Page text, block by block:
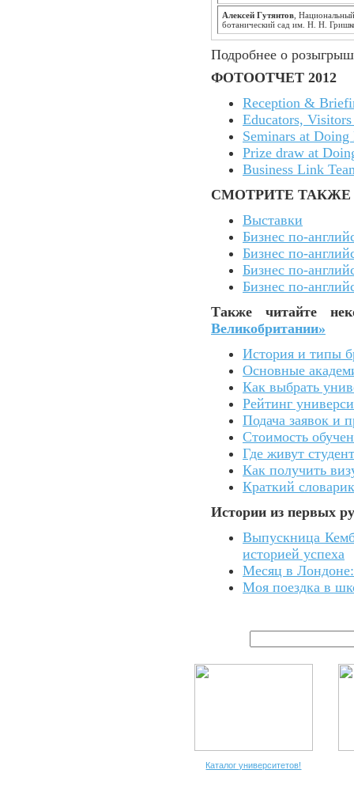
Алексей Гутянтов , Национальный
ботанический сад им. Н. Н.
Подробнее о
ФОТООТЧЕТ 2012
Reception &
Educators,
Seminars at
Prize draw at
Business Link
СМОТРИТЕ ТАКЖЕ
Выставки
Бизнес по-
Бизнес по-
Бизнес по-
Бизнес по-
Также читайте
Великобритании»
История и типы
Основные
Как выбрать
Рейтинг
Подача заявок и
Стоимость
Где живут
Как получить
Краткий словарик
Истории из первых
Выпускница
историей успеха
Месяц в
Моя поездка в
Каталог университетов!